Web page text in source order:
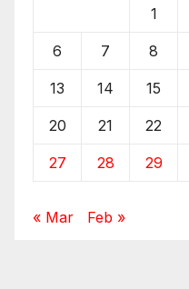
1
6 7 8
13 14 15
20 21 22
27 28 29
« Mar Feb »